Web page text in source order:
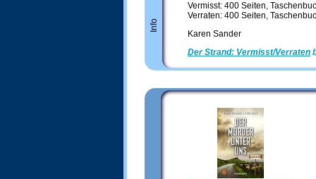
Info
Vermisst: 400 Seiten,
Verraten: 400 Seiten,
Karen Sander
Der Strand: Vermisst/Verraten